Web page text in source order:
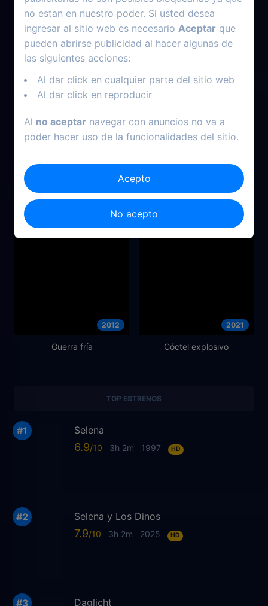
Obsesiones Rescate implacable
2012
Guerra fría
2021
Cóctel explosivo
TOP ESTRENOS
Selena
6.9 3h 2m 1997 HD
Selena y Los Dinos
7.9 3h 2m 2025 HD
Daglicht
no estan en nuestro poder. Si usted desea
ingresar al sitio web es necesario Aceptar que
pueden abrirse publicidad al hacer algunas de
las siguientes acciones:
Al dar click en cualquier parte del sitio web
Al dar click en reproducir
Al no aceptar navegar con anuncios no va a
poder hacer uso de la funcionalidades del sitio.
Acepto
No acepto